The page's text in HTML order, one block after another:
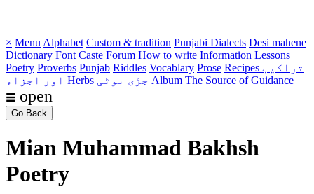
× Menu Alphabet Custom & tradition Punjabi Dialects Desi mahene
Dictionary Font Caste Forum How to write Information Lessons
Poetry Proverbs Punjab Riddles Vocablary Prose Recipes تراکیب
Herbs جڑی بوٹی Album The Source of Guidance
☰ open
Go Back
Mian Muhammad Bakhsh
Poetry